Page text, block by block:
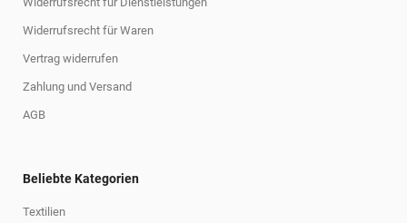
Widerrufsrecht für Waren
Vertrag widerrufen
Zahlung und Versand
AGB
Beliebte Kategorien
Textilien